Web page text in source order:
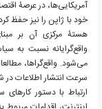
آمریکایی‌ها، در عرصۀ
خود با ژاپن را نیز حفظ
هستۀ مرکزی آن بر
واقع‌گرایانه نسبت به
می‌شود. واقع‌گراها،
سرعت انتشار اطلاعات
ارتباط با دستور